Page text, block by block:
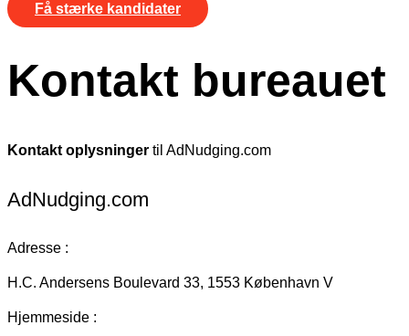
Få stærke kandidater
Kontakt bureauet
Kontakt oplysninger til AdNudging.com
AdNudging.com
Adresse :
H.C. Andersens Boulevard 33, 1553 København V
Hjemmeside :